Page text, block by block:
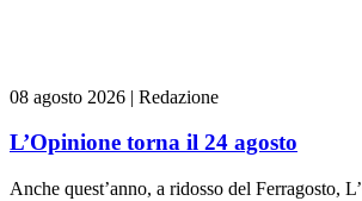
08 agosto 2026 | Redazione
L’Opinione torna il 24 agosto
Anche quest’anno, a ridosso del Ferragosto,